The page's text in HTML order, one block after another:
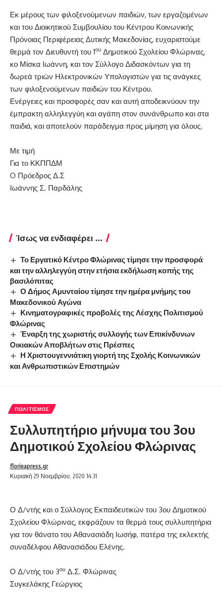
Εκ μέρους των φιλοξενούμενων παιδιών, των εργαζομένων
και του Διοικητικού Συμβουλίου του Κέντρου Κοινωνικής
Πρόνοιας Περιφέρειας Δυτικής Μακεδονίας, ευχαριστούμε
θερμά τον Διευθυντή του 1ου Δημοτικού Σχολείου Φλώρινας,
κο Μίσκα Ιωάννη, και τον Σύλλογο Διδασκόντων για τη
δωρεά τριών Ηλεκτρονικών Υπολογιστών για τις ανάγκες
των φιλοξενούμενων παιδιών του Κέντρου.
Ενέργειες και προσφορές σαν και αυτή αποδεικνύουν την
έμπρακτη αλληλεγγύη και αγάπη στον συνάνθρωπο και στα
παιδιά, και αποτελούν παράδειγμα προς μίμηση για όλους.
Με τιμή
Για το ΚΚΠΠΔΜ
O Πρόεδρος Δ.Σ
Ιωάννης Σ. Παρδάλης
Ίσως να ενδιαφέρει ...
Το Εργατικό Κέντρο Φλώρινας τίμησε την προσφορά
και την αλληλεγγύη στην ετήσια εκδήλωση κοπής της
βασιλόπιτας
Ο Δήμος Αμυνταίου τίμησε την ημέρα μνήμης του
Μακεδονικού Αγώνα
Κινηματογραφικές προβολές της Λέσχης Πολιτισμού
Φλώρινας
Έναρξη της χωριστής συλλογής των Επικίνδυνων
Οικιακών Αποβλήτων στις Πρέσπες
Η Χριστουγεννιάτικη γιορτή της Σχολής Κοινωνικών
και Ανθρωπιστικών Επιστημών
ΠΟΛΙΤΙΣΜΌΣ
Συλλυπητήριο μήνυμα του 3ου
Δημοτικού Σχολείου Φλώρινας
Κυριακή 29 Νοεμβρίου, 2020 14:31
florinapress.gr
Ο Δ/ντής και ο Σύλλογος Εκπαιδευτικών του 3ου Δημοτικού
Σχολείου Φλώρινας, εκφράζουν τα θερμά τους συλλυπητήρια
για τον θάνατο του Αθανασιάδη Ιωσήφ, πατέρα της εκλεκτής
συναδέλφου Αθανασιάδου Ελένης.
Ο Δ/ντής του 3ου Δ.Σ. Φλώρινας
Συγκελάκης Γεώργιος